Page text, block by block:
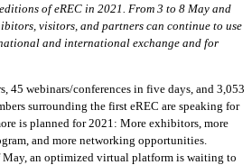
of eREC in 2021. From 3 to 8 May and
visitors, and partners can continue to use
and international exchange and for
45 webinars/conferences in five days, and 3,053
surrounding the first eREC are speaking for
is planned for 2021: More exhibitors, more
and more networking opportunities.
an optimized virtual platform is waiting to